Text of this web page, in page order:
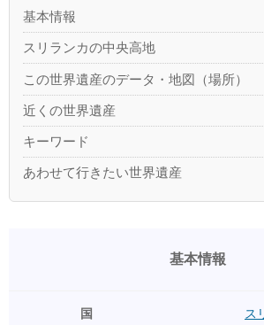
基本情報
スリランカの中央高地
この世界遺産のデータ・地図（場所）
近くの世界遺産
キーワード
あわせて行きたい世界遺産
基本情報
国 ス